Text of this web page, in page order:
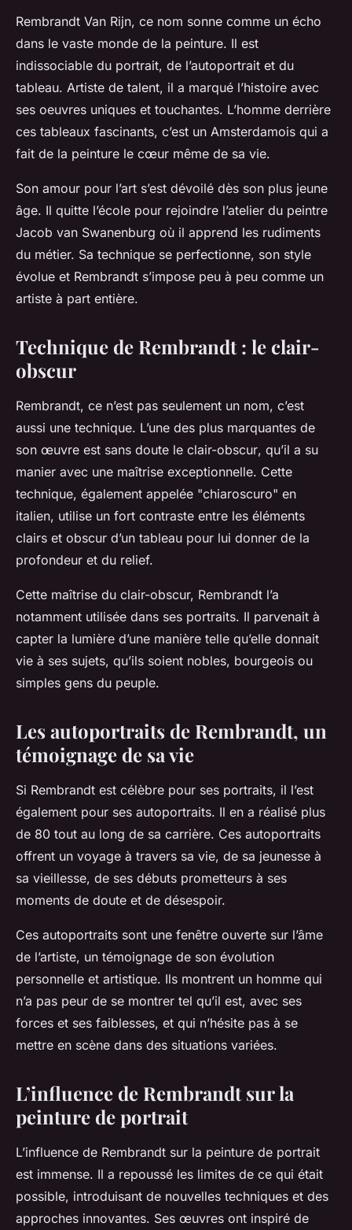
Rembrandt Van Rijn, ce nom sonne comme un écho
dans le vaste monde de la peinture. Il est
indissociable du portrait, de l’autoportrait et du
tableau. Artiste de talent, il a marqué l’histoire avec
ses oeuvres uniques et touchantes. L’homme derrière
ces tableaux fascinants, c’est un Amsterdamois qui a
fait de la peinture le cœur même de sa vie.
Son amour pour l’art s’est dévoilé dès son plus jeune
âge. Il quitte l’école pour rejoindre l’atelier du peintre
Jacob van Swanenburg où il apprend les rudiments
du métier. Sa technique se perfectionne, son style
évolue et Rembrandt s’impose peu à peu comme un
artiste à part entière.
Technique de Rembrandt : le clair-
obscur
Rembrandt, ce n’est pas seulement un nom, c’est
aussi une technique. L’une des plus marquantes de
son œuvre est sans doute le clair-obscur, qu’il a su
manier avec une maîtrise exceptionnelle. Cette
technique, également appelée "chiaroscuro" en
italien, utilise un fort contraste entre les éléments
clairs et obscur d’un tableau pour lui donner de la
profondeur et du relief.
Cette maîtrise du clair-obscur, Rembrandt l’a
notamment utilisée dans ses portraits. Il parvenait à
capter la lumière d’une manière telle qu’elle donnait
vie à ses sujets, qu’ils soient nobles, bourgeois ou
simples gens du peuple.
Les autoportraits de Rembrandt, un
témoignage de sa vie
Si Rembrandt est célèbre pour ses portraits, il l’est
également pour ses autoportraits. Il en a réalisé plus
de 80 tout au long de sa carrière. Ces autoportraits
offrent un voyage à travers sa vie, de sa jeunesse à
sa vieillesse, de ses débuts prometteurs à ses
moments de doute et de désespoir.
Ces autoportraits sont une fenêtre ouverte sur l’âme
de l’artiste, un témoignage de son évolution
personnelle et artistique. Ils montrent un homme qui
n’a pas peur de se montrer tel qu’il est, avec ses
forces et ses faiblesses, et qui n’hésite pas à se
mettre en scène dans des situations variées.
L’influence de Rembrandt sur la
peinture de portrait
L’influence de Rembrandt sur la peinture de portrait
est immense. Il a repoussé les limites de ce qui était
possible, introduisant de nouvelles techniques et des
approches innovantes. Ses œuvres ont inspiré de